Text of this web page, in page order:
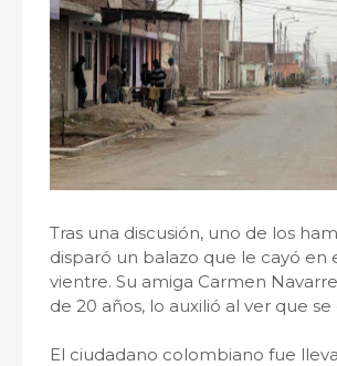
Tras una discusión, uno de los
disparó un balazo que le cayó en
vientre. Su amiga Carmen
de 20 años, lo auxilió al ver que
El ciudadano colombiano fue